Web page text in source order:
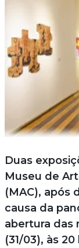
Duas
Museu de
(MAC), após
causa da
abertura das
(31/03), às